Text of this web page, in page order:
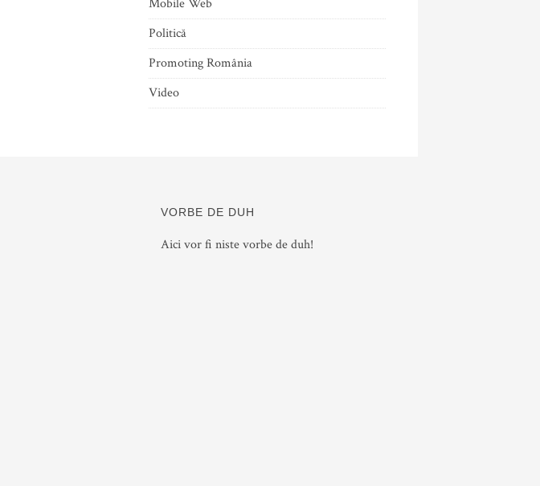
Mobile Web
Politică
Promoting România
Video
VORBE DE DUH
Aici vor fi niste vorbe de duh!